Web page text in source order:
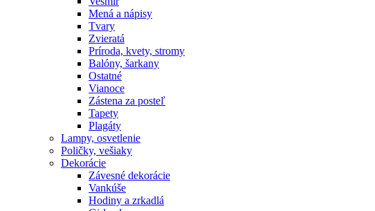
Mená a nápisy
Tvary
Zvieratá
Príroda, kvety, stromy
Balóny, šarkany
Ostatné
Vianoce
Zástena za posteľ
Tapety
Plagáty
Lampy, osvetlenie
Poličky, vešiaky
Dekorácie
Závesné dekorácie
Vankúše
Hodiny a zrkadlá